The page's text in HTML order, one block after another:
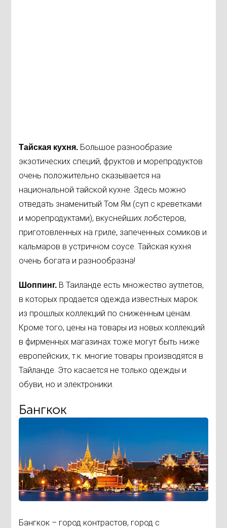
Тайская кухня. Большое разнообразие
экзотических специй, фруктов и морепродуктов
очень положительно сказывается на
национальной тайской кухне. Здесь можно
отведать знаменитый Том Ям (суп с креветками
и морепродуктами), вкуснейших лобстеров,
приготовленных на гриле, запеченных сомиков и
кальмаров в устричном соусе. Тайская кухня
очень богата и разнообразна!
Шоппинг. В Таиланде есть множество аутлетов,
в которых продается одежда известных марок
из прошлых коллекций по сниженным ценам.
Кроме того, цены на товары из новых коллекций
в фирменных магазинах тоже могут быть ниже
европейских, т.к. многие товары производятся в
Тайланде. Это касается не только одежды и
обуви, но и электроники.
Бангкок
Бангкок – город контрастов, город с